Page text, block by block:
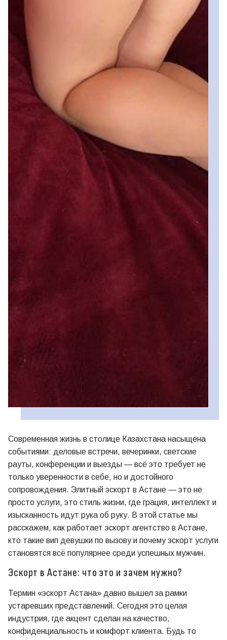
Современная жизнь в столице Казахстана насыщена
событиями: деловые встречи, вечеринки, светские
рауты, конференции и выезды — всё это требует не
только уверенности в себе, но и достойного
сопровождения. Элитный эскорт в Астане — это не
просто услуги, это стиль жизни, где грация, интеллект и
изысканность идут рука об руку. В этой статье мы
расскажем, как работает эскорт агентство в Астане,
кто такие вип девушки по вызову и почему эскорт услуги
становятся всё популярнее среди успешных мужчин.
Эскорт в Астане: что это и зачем нужно?
Термин «эскорт Астана» давно вышел за рамки
устаревших представлений. Сегодня это целая
индустрия, где акцент сделан на качество,
конфиденциальность и комфорт клиента. Будь то